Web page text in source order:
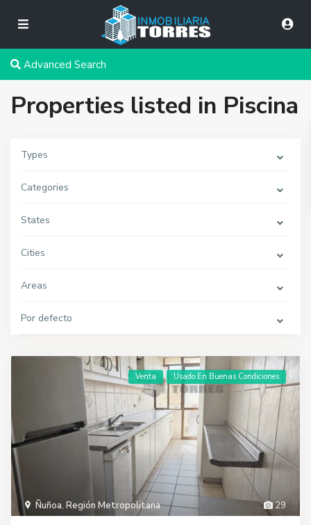
Advanced Search
Properties listed in Piscina
Types
Categories
States
Cities
Areas
Por defecto
29
Ñuñoa,Región Metropolitana
Venta Usado En Buenas Condiciones